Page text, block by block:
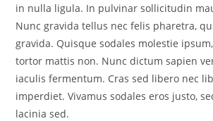
in nulla ligula. In pulvinar sollicitudin
Nunc gravida tellus nec felis pharetra,
gravida. Quisque sodales molestie
tortor mattis non. Nunc dictum sapien
iaculis fermentum. Cras sed libero nec
imperdiet. Vivamus sodales eros justo,
lacinia sed.